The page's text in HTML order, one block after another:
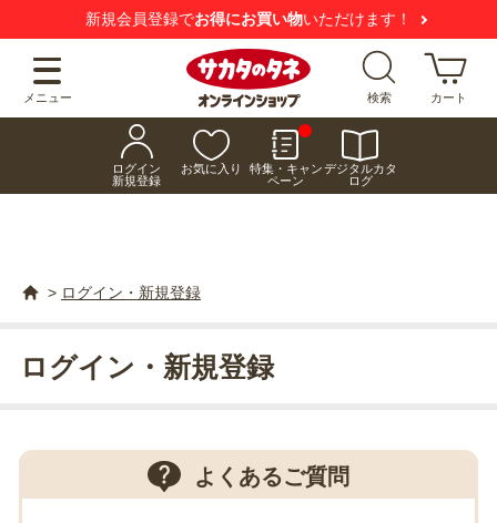
新規会員登録でお得にお買い物いただけます！
メニュー 検索 カート
ログイン
新規登録
お気に入り
特集・キャン
ペーン
デジタルカタ
ログ
> ログイン・新規登録
ログイン・新規登録
よくあるご質問